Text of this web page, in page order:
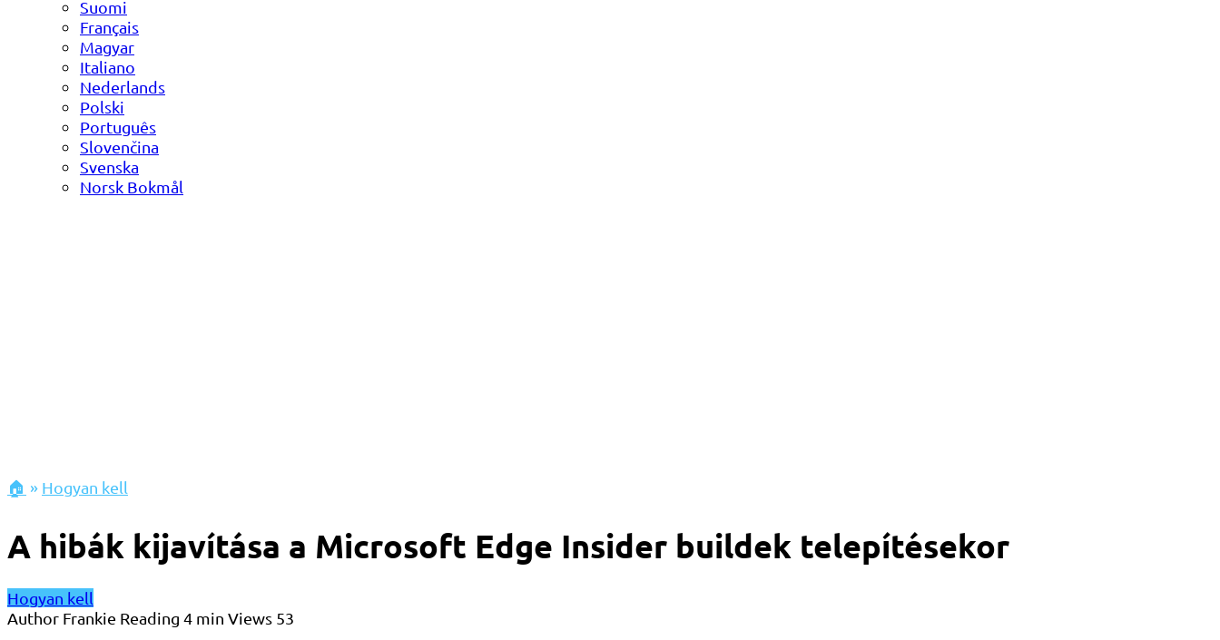
Suomi
Français
Magyar
Italiano
Nederlands
Polski
Português
Slovenčina
Svenska
Norsk Bokmål
🏠 » Hogyan kell
A hibák kijavítása a Microsoft Edge Insider buildek telepítésekor
Hogyan kell
Author Frankie Reading 4 min Views 53